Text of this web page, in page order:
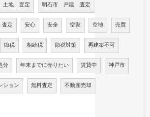
土地 査定 明石市 戸建 査定
定 安心 安全 空家 空地 売買
節税 相続税 節税対策 再建築不可
分 年末までに売りたい 賃貸中 神戸市
ション 無料査定 不動産売却